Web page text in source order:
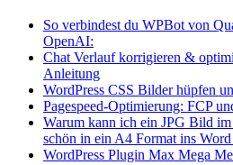
So verbindest du WPBot von
OpenAI:
Chat Verlauf korrigieren &
Anleitung
WordPress CSS Bilder hüpfen
Pagespeed-Optimierung: FCP
Warum kann ich ein JPG Bild
schön in ein A4 Format ins
WordPress Plugin Max Mega